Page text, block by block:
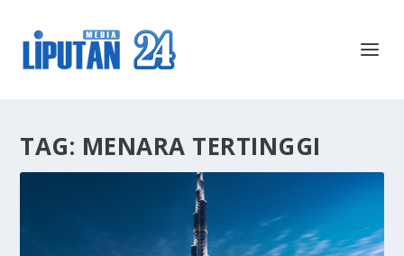
TAG: MENARA TERTINGGI